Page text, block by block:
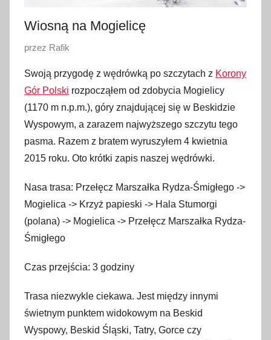
Wiosną na Mogielicę
O
u
b
l
i
k
o
a
n
o
2
p
ź
d
z
przez Rafik
Swoją przygodę z wędrówką po szczytach z Korony
Gór Polski rozpocząłem od zdobycia Mogielicy
(1170 m n.p.m.), góry znajdującej się w Beskidzie
Wyspowym, a zarazem najwyższego szczytu tego
pasma. Razem z bratem wyruszyłem 4 kwietnia
2015 roku. Oto krótki zapis naszej wędrówki.
Nasa trasa: Przełęcz Marszałka Rydza-Śmigłego ->
Mogielica -> Krzyż papieski -> Hala Stumorgi
(polana) -> Mogielica -> Przełęcz Marszałka Rydza-
Śmigłego
Czas przejścia: 3 godziny
Trasa niezwykle ciekawa. Jest między innymi
świetnym punktem widokowym na Beskid
Wyspowy, Beskid Śląski, Tatry, Gorce czy